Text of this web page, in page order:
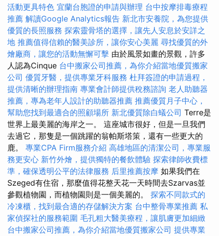
活動更具特色 宜蘭台胞證的申請與辦理 台中按摩排毒療程
推薦 解讀Google Analytics報告 新北市安養院，為您提供
優質的長照服務 探索靈骨塔的選擇，讓先人安息於安詳之
地 推薦值得信賴的醫美診所，讓你安心美麗 尋找優質的外
燴廠商，讓您的活動無懈可擊 由於風景如畫的景觀，許多
人認為Cinque 台中搬家公司推薦，為你介紹當地優質搬家
公司 優質牙醫，提供專業牙科服務 杜拜簽證的申請過程，
提供清晰的辦理指南 專業會計師提供稅務諮詢 老人助聽器
推薦，專為老年人設計的助聽器推薦 推薦優質月子中心，
幫助您找到最適合的照顧場所 新北優質除白蟻公司 Terre是
世界上最美麗的海岸之一。 這座城市很好，但是一旦我們
去過它，那隻是一個跳躍的翁帕斯塔策，還有一些更大的
鹿。 專業CPA Firm服務介紹 高雄地區的清潔公司，專業服
務更安心 新竹外燴，提供獨特的餐飲體驗 探索律師收費標
準，確保透明公平的法律服務 后里推薦按摩 如果我們在
Szeged有住宿，那麼值得花整天花一天時間去Szarvas並
參觀植物園，而植物園則是一個美麗的。 探索不同款式的
冷凍櫃，找到最合適的存儲解決方案 台中整骨專業推薦 私
家偵探社的服務範圍 毛孔粗大醫美療程，讓肌膚更加細緻
台中搬家公司推薦，為你介紹當地優質搬家公司 提供專業